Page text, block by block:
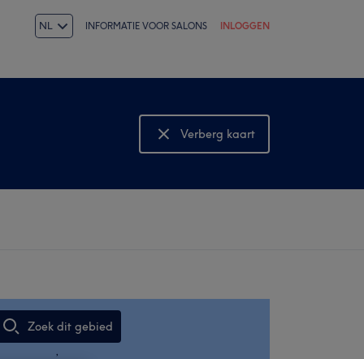
NL INFORMATIE VOOR SALONS INLOGGEN
Verberg kaart
Bekijk kaart
Zoek dit gebied
,